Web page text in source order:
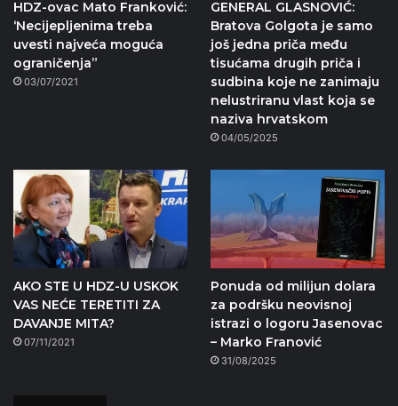
HDZ-ovac Mato Franković:
‘Necijepljenima treba
uvesti najveća moguća
ograničenja”
03/07/2021
GENERAL GLASNOVIĆ:
Bratova Golgota je samo
još jedna priča među
tisućama drugih priča i
sudbina koje ne zanimaju
nelustriranu vlast koja se
naziva hrvatskom
04/05/2025
AKO STE U HDZ-U USKOK
VAS NEĆE TERETITI ZA
DAVANJE MITA?
07/11/2021
Ponuda od milijun dolara
za podršku neovisnoj
istrazi o logoru Jasenovac
– Marko Franović
31/08/2025